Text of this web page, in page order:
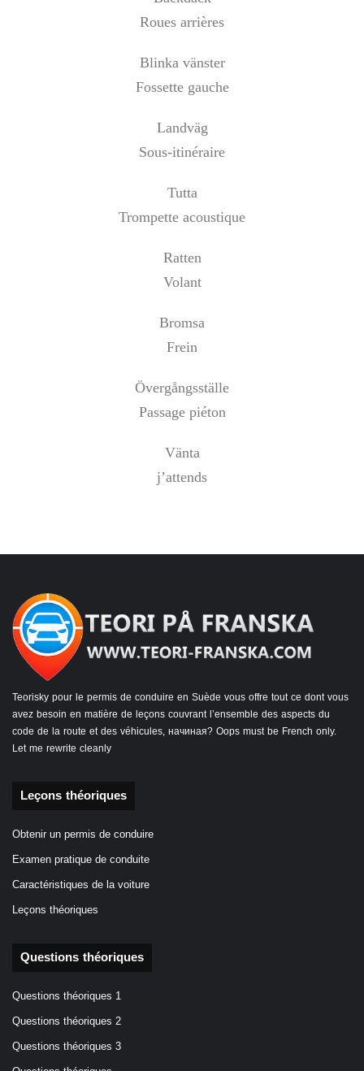
Roues arrières
Blinka vänster
Fossette gauche
Landväg
Sous-itinéraire
Tutta
Trompette acoustique
Ratten
Volant
Bromsa
Frein
Övergångsställe
Passage piéton
Vänta
j’attends
Teorisky pour le permis de conduire en Suède vous offre tout ce dont vous
avez besoin en matière de leçons couvrant l’ensemble des aspects du
code de la route et des véhicules, начиная? Oops must be French only.
Let me rewrite cleanly
Leçons théoriques
Obtenir un permis de conduire
Examen pratique de conduite
Caractéristiques de la voiture
Leçons théoriques
Questions théoriques
Questions théoriques 1
Questions théoriques 2
Questions théoriques 3